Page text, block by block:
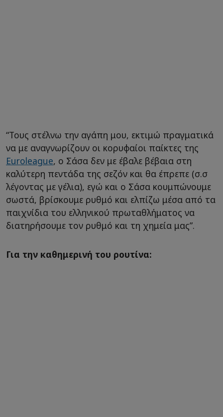
“Τους στέλνω την αγάπη μου, εκτιμώ πραγματικά
να με αναγνωρίζουν οι κορυφαίοι παίκτες της
Euroleague, ο Σάσα δεν με έβαλε βέβαια στη
καλύτερη πεντάδα της σεζόν και θα έπρεπε (σ.σ
λέγοντας με γέλια), εγώ και ο Σάσα κουμπώνουμε
σωστά, βρίσκουμε ρυθμό και ελπίζω μέσα από τα
παιχνίδια του ελληνικού πρωταθλήματος να
διατηρήσουμε τον ρυθμό και τη χημεία μας”.
Για την καθημερινή του ρουτίνα: